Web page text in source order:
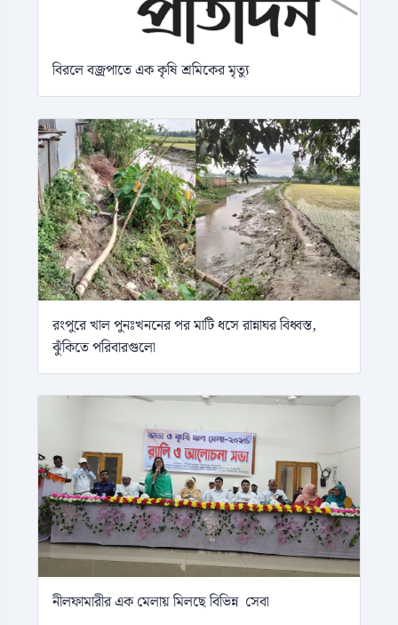
বিরলে বজ্রপাতে এক কৃষি শ্রমিকের মৃত্যু
রংপুরে খাল পুনঃখননের পর মাটি ধসে রান্নাঘর বিধ্বস্ত,
ঝুঁকিতে পরিবারগুলো
নীলফামারীর এক মেলায় মিলছে বিভিন্ন সেবা